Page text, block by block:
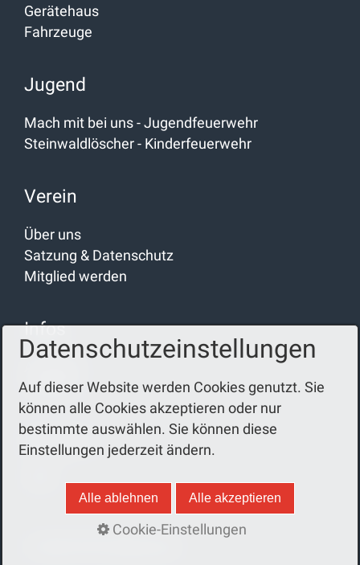
Gerätehaus
Fahrzeuge
Jugend
Mach mit bei uns - Jugendfeuerwehr
Steinwaldlöscher - Kinderfeuerwehr
Verein
Über uns
Satzung & Datenschutz
Mitglied werden
Infos
Termine
Einsätze
Datenschutzeinstellungen
Auf dieser Website werden Cookies genutzt. Sie
können alle Cookies akzeptieren oder nur
bestimmte auswählen. Sie können diese
Einstellungen jederzeit ändern.
Alle ablehnen Alle akzeptieren
Cookie-Einstellungen